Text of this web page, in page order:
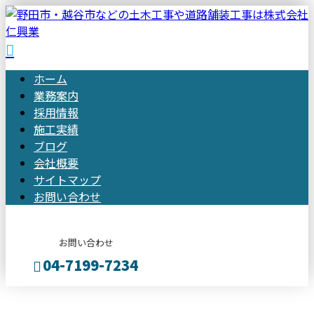
ホーム
業務案内
採用情報
施工実績
ブログ
会社概要
サイトマップ
お問い合わせ
お問い合わせ
04-7199-7234